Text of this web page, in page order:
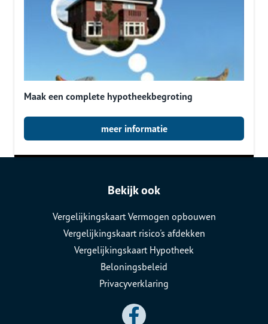
Maak een complete hypotheekbegroting
meer informatie
Bekijk ook
Vergelijkingskaart Vermogen opbouwen
Vergelijkingskaart risico's afdekken
Vergelijkingskaart Hypotheek
Beloningsbeleid
Privacyverklaring